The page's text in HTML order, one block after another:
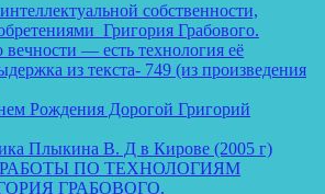
собственности,
Григория Грабового.
— есть технология её
из текста- 749 (из произведения
Рождения Дорогой Григорий
Плыкина В. Д в Кирове (2005 г)
РАБОТЫ ПО ТЕХНОЛОГИЯМ
ГРАБОВОГО.